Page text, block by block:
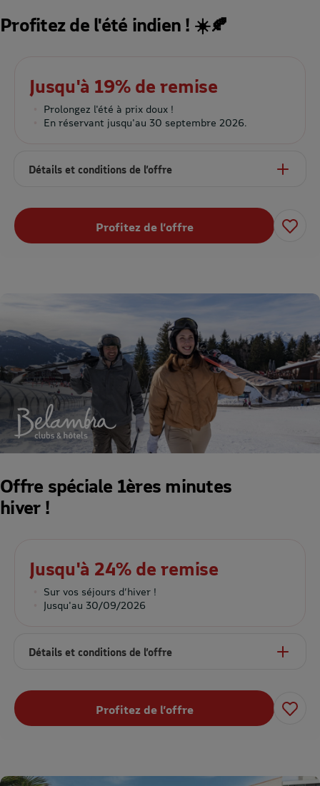
Profitez de l'été indien ! ☀️🍂
Jusqu'à 19% de remise
Prolongez l'été à prix doux !
En réservant jusqu'au 30 septembre 2026.
Détails et conditions de l’offre
Profitez de l’offre
Offre spéciale 1ères minutes
hiver !
Jusqu'à 24% de remise
Sur vos séjours d’hiver !
Jusqu'au 30/09/2026
Détails et conditions de l’offre
Profitez de l’offre